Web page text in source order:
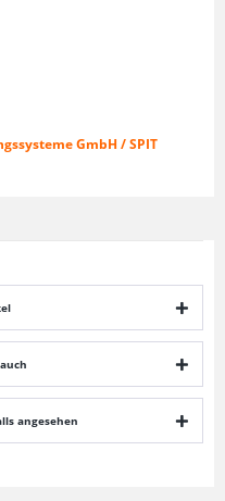
GmbH / SPIT
angesehen